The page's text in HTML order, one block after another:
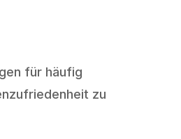
für häufig
zu